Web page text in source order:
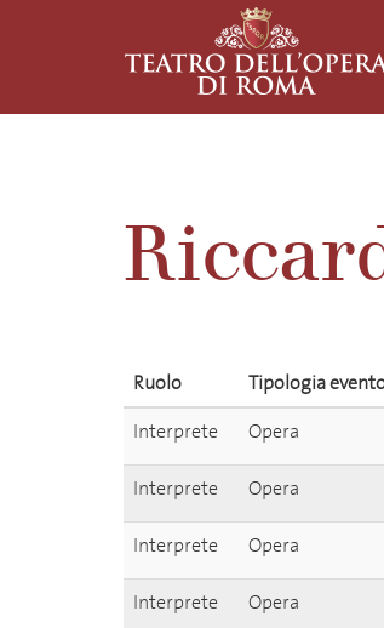
Ruolo Tipologia
Interprete
Opera
Interprete Opera
Interprete Opera
Interprete Opera